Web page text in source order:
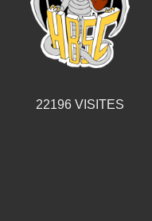
22196VISITES